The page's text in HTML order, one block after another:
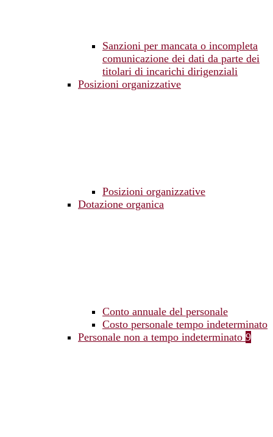
Sanzioni per mancata o incompleta
comunicazione dei dati da parte dei
titolari di incarichi dirigenziali
Posizioni organizzative
Posizioni organizzative
Dotazione organica
Conto annuale del personale
Costo personale tempo indeterminato
Personale non a tempo indeterminato 9